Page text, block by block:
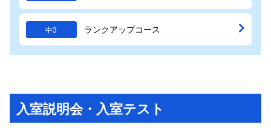
中3 ランクアップコース
入室説明会・入室テスト